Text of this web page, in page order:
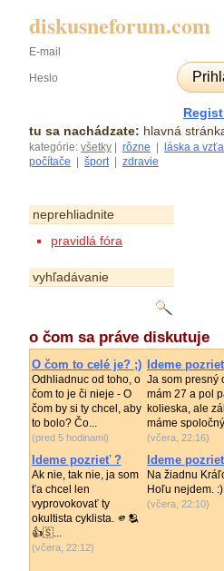
diskusneforum.com
tu sa nachádzate: hlavná
kategórie: všetky rôzne láska a
počítače
šport| zdravie
neprehliadnite
pravidlá fóra
vyhľadávanie
o čom sa práve diskutuje
O čom to celé je? ;)
Odhliadnuc od toho, o
čom to je či nieje - O
čom by si ty chcel, aby
to bolo? Čo...
(pred 5 hodinami)
Ideme
Ja som presný
mám 27 a pol
kolieska, ale
máme spoločný,
(včera, 22:16)
Ideme pozrieť ?
Ak nie, tak nie, ja som
ťa chcel len
vyprovokovať ty
okultista cyklista. 🫵🫂
👍🇸...
(včera, 22:12)
Ideme
Na žiadnu
Hoľu nejdem. :)
(včera, 22:10)